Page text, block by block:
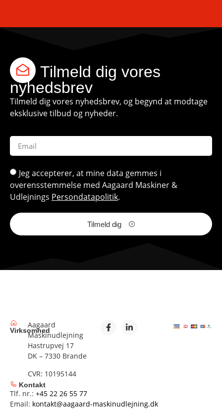
Tilmeld dig vores
nyhedsbrev
Tilmeld dig vores nyhedsbrev, og begynd at modtage
eksklusive tilbud og nyheder.
Jeg accepterer, at mine data gemmes i
overensstemmelse med Aagaard Maskiner &
Udlejnings Persondatapolitik.
Tilmeld dig
Virksomhed
Aagaard
Maskinudlejning
Hastrupvej 17
DK – 7330 Brande
CVR: 10195144
Kontakt
Tlf. nr.: +45 22 26 55 77
Email: kontakt@aagaard-maskinudlejning.dk